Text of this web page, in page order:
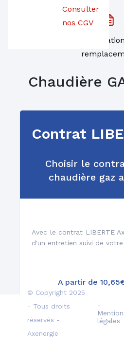
Consulter
nos CGV
Chaudière
Contrat
Choisir le
chaudière gaz
Avec le contrat LIBERTE
d'un entretien suivi de
A partir de
Souscrire
En savoir
Un réseau de
Des
© Copyright 2025
- Tous droits
réservés -
Axenergie
-
légales